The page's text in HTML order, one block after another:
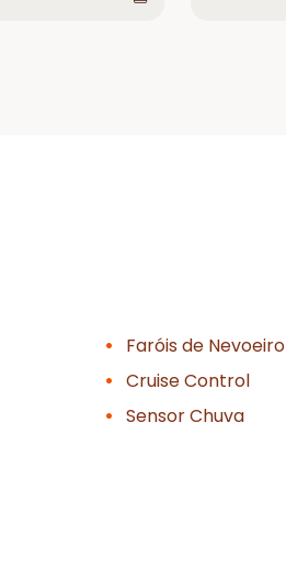
Faróis de Nevoeiro
Cruise Control
Sensor Chuva